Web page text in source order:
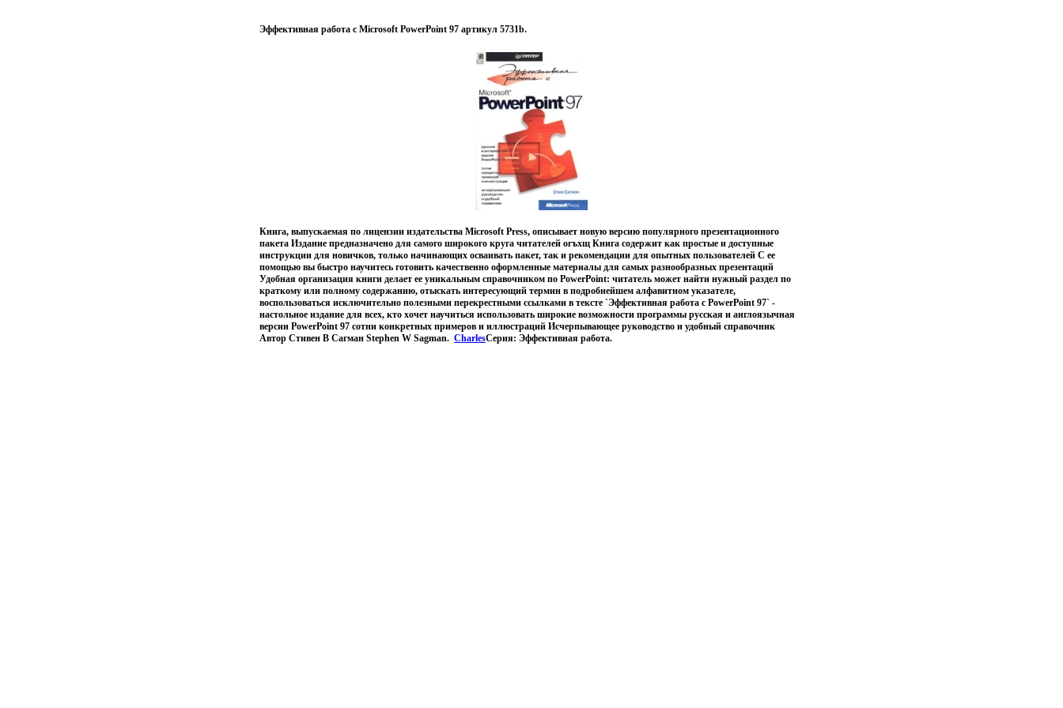
Эффективная работа с Microsoft PowerPoint 97 артикул 5731b.
Книга, выпускаемая по лицензии издательства Microsoft Press, описывает новую версию популярного презентационного
пакета Издание предназначено для самого широкого круга читателей огъхщ Книга содержит как простые и доступные
инструкции для новичков, только начинающих осваивать пакет, так и рекомендации для опытных пользователей С ее
помощью вы быстро научитесь готовить качественно оформленные материалы для самых разнообразных презентаций
Удобная организация книги делает ее уникальным справочником по PowerPoint: читатель может найти нужный раздел по
краткому или полному содержанию, отыскать интересующий термин в подробнейшем алфавитном указателе,
воспользоваться исключительно полезными перекрестными ссылками в тексте `Эффективная работа с PowerPoint 97` -
настольное издание для всех, кто хочет научиться использовать широкие возможности программы русская и англоязычная
версии PowerPoint 97 сотни конкретных примеров и иллюстраций Исчерпывающее руководство и удобный справочник
Автор Стивен В Сагман Stephen W Sagman. CharlesСерия: Эффективная работа.